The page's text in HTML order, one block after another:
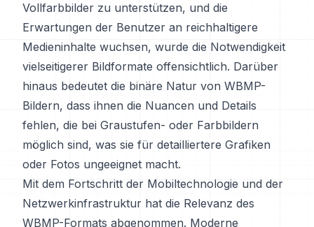
Vollfarbbilder zu unterstützen, und die
Erwartungen der Benutzer an reichhaltigere
Medieninhalte wuchsen, wurde die Notwendigkeit
vielseitigerer Bildformate offensichtlich. Darüber
hinaus bedeutet die binäre Natur von WBMP-
Bildern, dass ihnen die Nuancen und Details
fehlen, die bei Graustufen- oder Farbbildern
möglich sind, was sie für detailliertere Grafiken
oder Fotos ungeeignet macht.
Mit dem Fortschritt der Mobiltechnologie und der
Netzwerkinfrastruktur hat die Relevanz des
WBMP-Formats abgenommen. Moderne